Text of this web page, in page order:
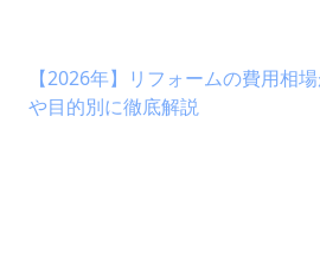
【2026年】リフォームの費用相
や目的別に徹底解説